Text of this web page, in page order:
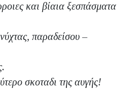
και βίαια ξεσπάσματα
παραδείσου –
σκοταδι της αυγής!